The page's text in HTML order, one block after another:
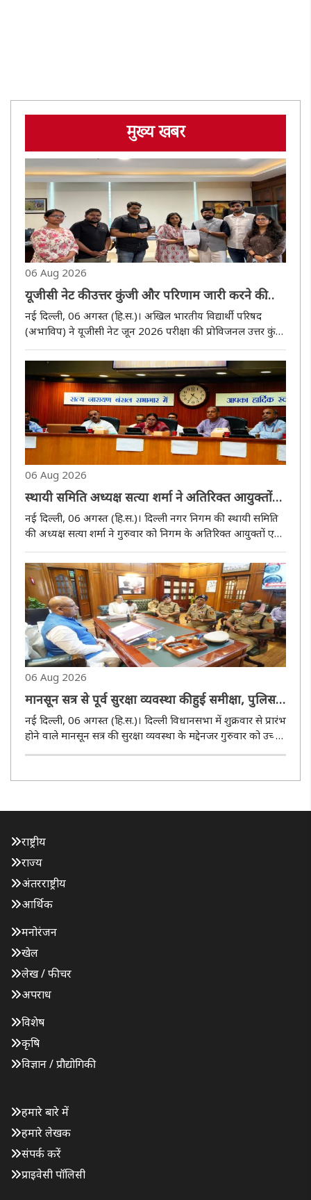
मुख्य खबर
06 Aug 2026
यूजीसी नेट की उत्तर कुंजी और परिणाम जारी करने की
मांग, अभाविप ने यूजीसी सचिव को सौंपा ज्ञापन
नई दिल्ली, 06 अगस्त (हि.स.)। अखिल भारतीय विद्यार्थी परिषद
(अभाविप) ने यूजीसी नेट जून 2026 परीक्षा की प्रोविजनल उत्तर कुंजी
अनुदान आयोग (यूजीसी) के सचिव प्रो. श्याम राठ को गुरुवार को
ज्ञापन ..
06 Aug 2026
स्थायी समिति अध्यक्ष सत्या शर्मा ने अतिरिक्त आयुक्तों
एवं वरिष्ठ अधिकारियों के साथ की समीक्षा बैठक
नई दिल्ली, 06 अगस्त (हि.स.)। दिल्ली नगर निगम की स्थायी समिति
की अध्यक्ष सत्या शर्मा ने गुरुवार को निगम के अतिरिक्त आयुक्तों एवं
बैठक में निगम के कॉन्ट्रैक्ट कर्मचारियों के नियमितीकरण, ..
06 Aug 2026
मानसून सत्र से पूर्व सुरक्षा व्यवस्था की हुई समीक्षा, पुलिस ने
की विधानसभा में मॉक ड्रिल
नई दिल्ली, 06 अगस्त (हि.स.)। दिल्ली विधानसभा में शुक्रवार से प्रारंभ
होने वाले मानसून सत्र की सुरक्षा व्यवस्था के मद्देनजर गुरुवार को उच्च
राष्ट्रीय
राज्य
अंतरराष्ट्रीय
आर्थिक
मनोरंजन
खेल
लेख / फीचर
अपराध
विशेष
कृषि
विज्ञान / प्रौद्योगिकी
हमारे बारे में
हमारे लेखक
संपर्क करें
प्राइवेसी पॉलिसी